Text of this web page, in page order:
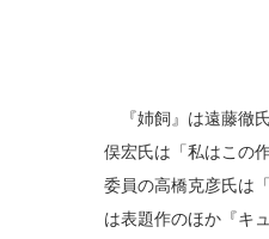
『姉飼』は遠藤徹
俣宏氏は「私はこの
委員の高橋克彦氏は
は表題作のほか『キ